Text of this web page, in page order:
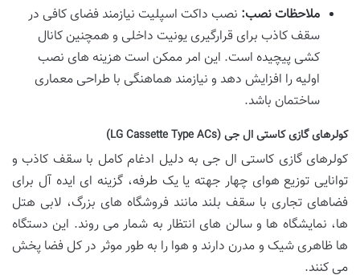
ملاحظات نصب: نصب داکت اسپلیت نیازمند فضای کافی در
سقف کاذب برای قرارگیری یونیت داخلی و همچنین کانال
کشی پیچیده است. این امر ممکن است هزینه های نصب
اولیه را افزایش دهد و نیازمند هماهنگی با طراحی معماری
ساختمان باشد.
کولرهای گازی کاستی ال جی (LG Cassette Type ACs)
کولرهای گازی کاستی ال جی به دلیل ادغام کامل با سقف کاذب و
توانایی توزیع هوای چهار جهته یا یک طرفه، گزینه ای ایده آل برای
فضاهای تجاری با سقف بلند مانند فروشگاه های بزرگ، لابی هتل
ها، نمایشگاه ها و سالن های انتظار به شمار می روند. این دستگاه
ها ظاهری شیک و مدرن دارند و هوا را به طور موثر در کل فضا پخش
می کنند.